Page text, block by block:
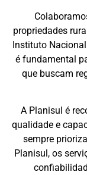
propriedades
Instituto
é fundamental
que buscam
A Planisul é
qualidade e
sempre
Planisul, os